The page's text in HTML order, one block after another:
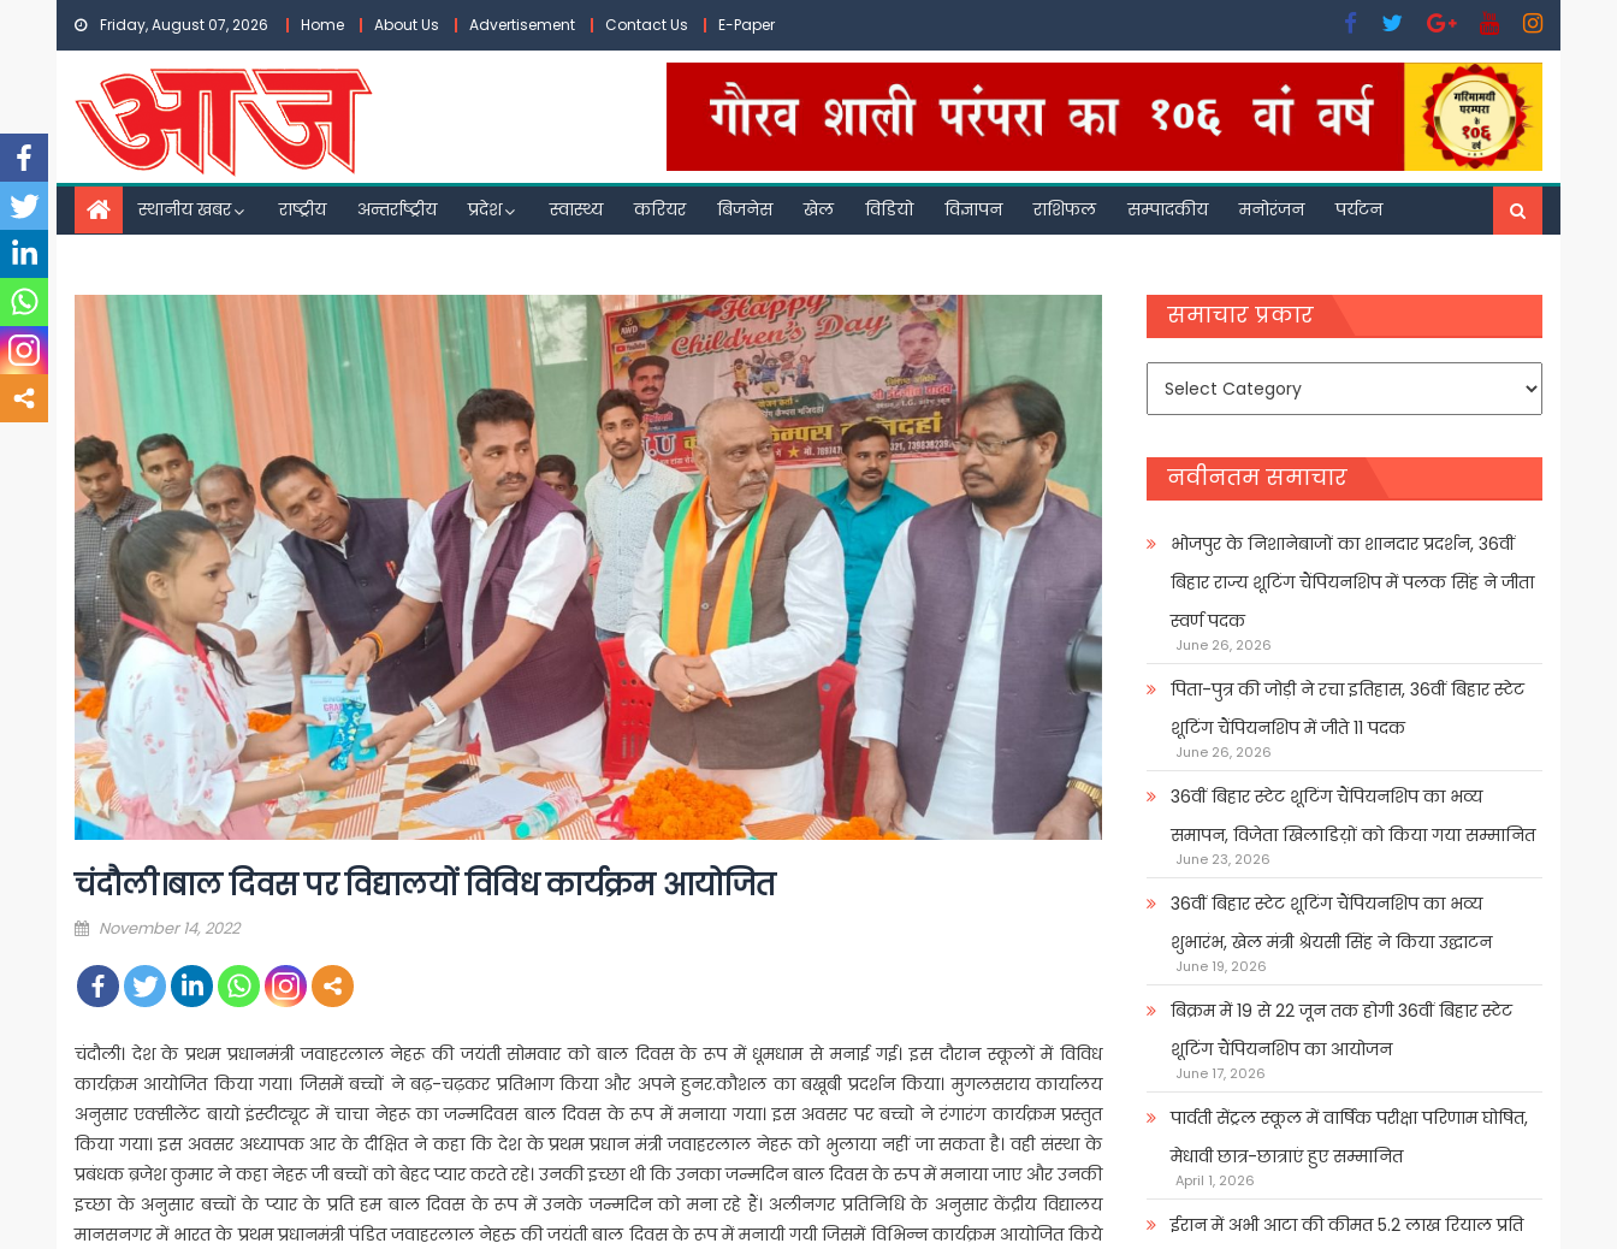
Skip
content
Friday, August 07, 2026 Home About Us Advertisement Contact Us E-Paper
स्थानीय खबर राष्ट्रीय अन्तर्राष्ट्रीय प्रदेश स्वास्थ्य करियर बिजनेस खेल विडियो विज्ञापन राशिफल सम्पादकीय मनोरंजन पर्यटन
चंदौली।बाल दिवस पर विद्यालयों विविध कार्यक्रम आयोजित
Posted
November 14, 2022
चंदौली। देश के प्रथम प्रधानमंत्री जवाहरलाल नेहरू की जयंती सोमवार को बाल दिवस के रूप में धूमधाम से मनाई गई। इस दौरान स्कूलों में विविध
कार्यक्रम आयोजित किया गया। जिसमें बच्चों ने बढ़-चढ़कर प्रतिभाग किया और अपने हुनर.कौशल का बखूबी प्रदर्शन किया। मुगलसराय कार्यालय
अनुसार एक्सीलेंट बायो इंस्टीट्यूट में चाचा नेहरू का जन्मदिवस बाल दिवस के रूप में मनाया गया। इस अवसर पर बच्चो ने रंगारंग कार्यक्रम प्रस्तुत
किया गया। इस अवसर अध्यापक आर के दीक्षित ने कहा कि देश के प्रथम प्रधान मंत्री जवाहरलाल नेहरू को भुलाया नहीं जा सकता है। वही संस्था के
प्रबंधक ब्रजेश कुमार ने कहा नेहरू जी बच्चों को बेहद प्यार करते रहे। उनकी इच्छा थी कि उनका जन्मदिन बाल दिवस के रुप में मनाया जाए और उनकी
इच्छा के अनुसार बच्चों के प्यार के प्रति हम बाल दिवस के रूप में उनके जन्मदिन को मना रहे हैं। अलीनगर प्रतिनिधि के अनुसार केंद्रीय विद्यालय
मानसनगर में भारत के प्रथम प्रधानमंत्री पंडित जवाहरलाल नेहरु की जयंती बाल दिवस के रूप में मनायी गयी जिसमें विभिन्न कार्यक्रम आयोजित किये
समाचार प्रकार
समाचार
नवीनतम समाचार
भोजपुर के निशानेबाजों का शानदार प्रदर्शन, 36वीं
बिहार राज्य शूटिंग चैंपियनशिप में पलक सिंह ने जीता
स्वर्ण पदक
June 26, 2026
पिता-पुत्र की जोड़ी ने रचा इतिहास, 36वीं बिहार स्टेट
शूटिंग चैंपियनशिप में जीते 11 पदक
June 26, 2026
36वीं बिहार स्टेट शूटिंग चैंपियनशिप का भव्य
समापन, विजेता खिलाडिय़ों को किया गया सम्मानित
June 23, 2026
36वीं बिहार स्टेट शूटिंग चैंपियनशिप का भव्य
शुभारंभ, खेल मंत्री श्रेयसी सिंह ने किया उद्घाटन
June 19, 2026
बिक्रम में 19 से 22 जून तक होगी 36वीं बिहार स्टेट
शूटिंग चैंपियनशिप का आयोजन
June 17, 2026
पार्वती सेंट्रल स्कूल में वार्षिक परीक्षा परिणाम घोषित,
मेधावी छात्र-छात्राएं हुए सम्मानित
April 1, 2026
ईरान में अभी आटा की कीमत 5.2 लाख रियाल प्रति